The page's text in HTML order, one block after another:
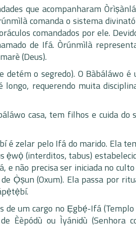
que acompanharam
comanda o sistema
comandados por ele.
de Ifá. Òrúnmìlà
(Deus).
detém o segredo). O Bàbáláwo é
requerendo muita
casa, tem filhos e cuida do
é zelar pelo Ifá do marido. Ela
ẹ̀wọ̀ (interditos, tabus)
e não precisa ser iniciada no culto
Ọ̀ṣun (Oxum). Ela passa por
um cargo no Ẹgbẹ́-Ifá (Templo
Èèpódù ou Ìyánidù (Senhora